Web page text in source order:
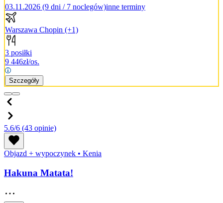
03.11.2026 (9 dni / 7 noclegów)inne terminy
Warszawa Chopin (+1)
3 posiłki
9 446zł/os.
Szczegóły
5.6/6 (43 opinie)
Objazd + wypoczynek • Kenia
Hakuna Matata!